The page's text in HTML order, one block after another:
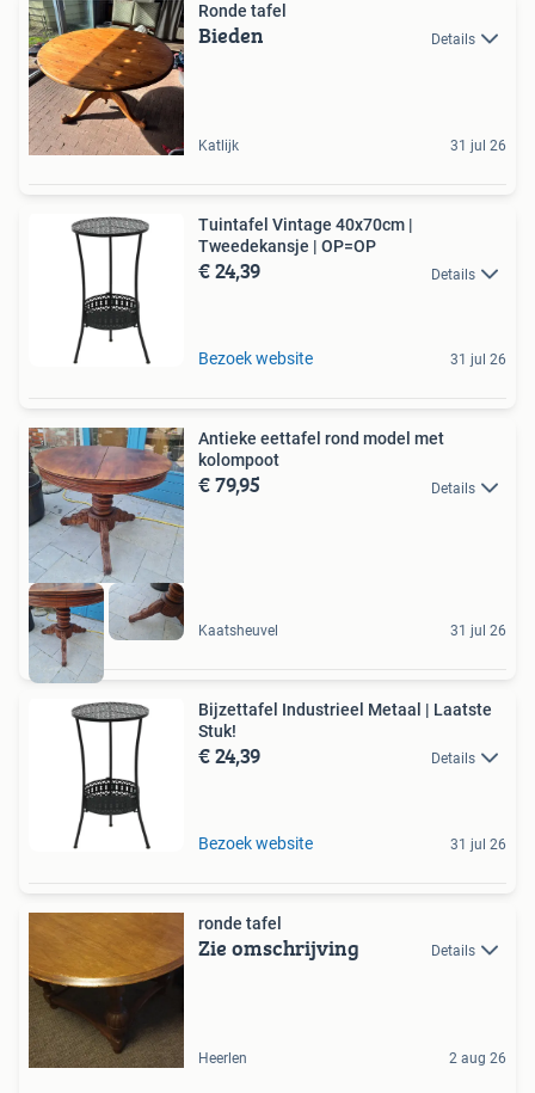
Ronde tafel
Bieden Details
Katlijk 31 jul 26
Tuintafel Vintage 40x70cm |
Tweedekansje | OP=OP
€ 24,39 Details
Bezoek website 31 jul 26
Antieke eettafel rond model met
kolompoot
€ 79,95 Details
Kaatsheuvel 31 jul 26
Bijzettafel Industrieel Metaal | Laatste
Stuk!
€ 24,39 Details
Bezoek website 31 jul 26
ronde tafel
Zie omschrijving Details
Heerlen 2 aug 26